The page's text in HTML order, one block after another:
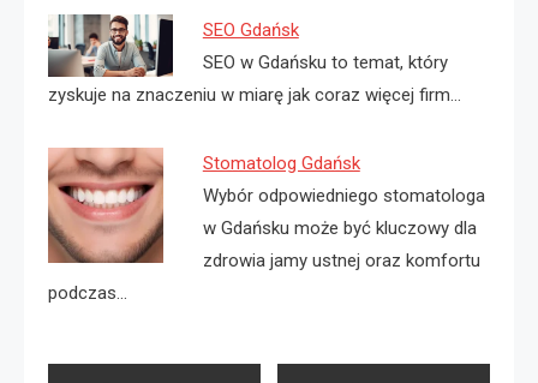
SEO Gdańsk
SEO w Gdańsku to temat, który
zyskuje na znaczeniu w miarę jak coraz więcej firm…
Stomatolog Gdańsk
Wybór odpowiedniego stomatologa
w Gdańsku może być kluczowy dla
zdrowia jamy ustnej oraz komfortu
podczas…